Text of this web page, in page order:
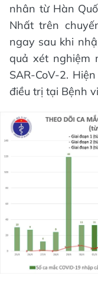
nhân từ Hàn
Nhất trên
ngay sau khi
quả xét nghiệm
SAR-CoV-2.
điều trị tại Bệnh